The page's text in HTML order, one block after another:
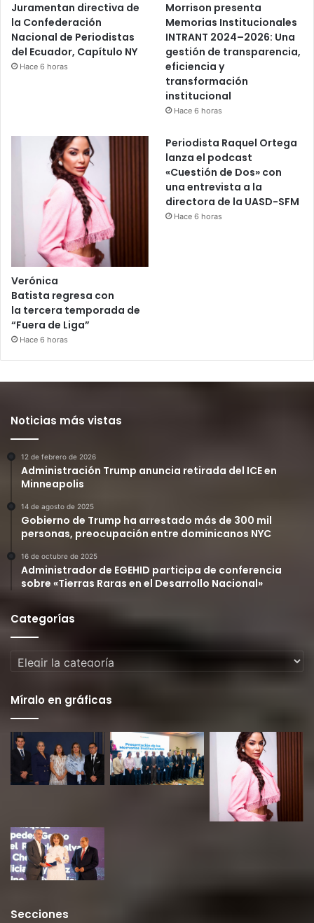
Juramentan directiva de
la Confederación
Nacional de Periodistas
del Ecuador, Capítulo NY
Hace 6 horas
Morrison presenta
Memorias Institucionales
INTRANT 2024–2026: Una
gestión de transparencia,
eficiencia y
transformación
institucional
Hace 6 horas
Verónica
Batista regresa con
la tercera temporada de
“Fuera de Liga”
Hace 6 horas
Periodista Raquel Ortega
lanza el podcast
«Cuestión de Dos» con
una entrevista a la
directora de la UASD-SFM
Hace 6 horas
Noticias más vistas
12 de febrero de 2026
Administración Trump anuncia retirada del ICE en
Minneapolis
14 de agosto de 2025
Gobierno de Trump ha arrestado más de 300 mil
personas, preocupación entre dominicanos NYC
16 de octubre de 2025
Administrador de EGEHID participa de conferencia
sobre «Tierras Raras en el Desarrollo Nacional»
Categorías
Categorías
Míralo en gráficas
Secciones